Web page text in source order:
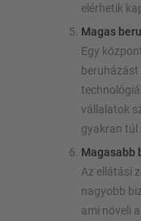
elérhetik
Magas
Egy
beruházást
vállalatok
gyakran túl
Magasabb
Az ellátási
nagyobb
ami növeli